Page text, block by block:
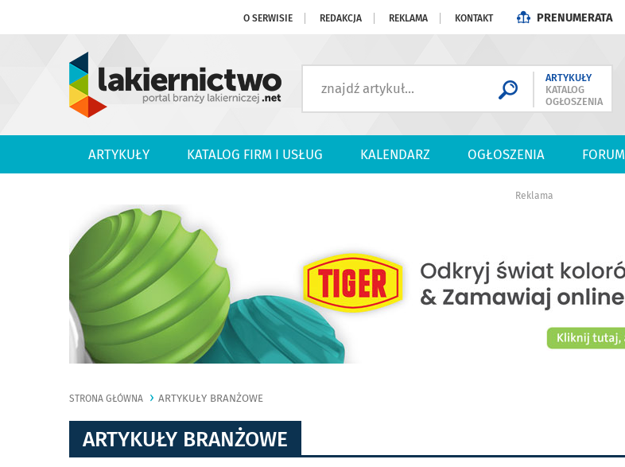
O SERWISIE REDAKCJA REKLAMA KONTAKT PRENUMERATA
ARTYKUŁY
KATALOG
OGŁOSZENIA
ARTYKUŁY KATALOG FIRM I USŁUG KALENDARZ OGŁOSZENIA FORUM
Reklama
STRONA GŁÓWNA ARTYKUŁY BRANŻOWE
ARTYKUŁY BRANŻOWE